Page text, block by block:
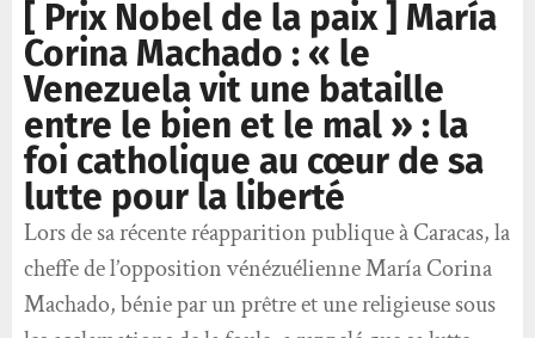
[ Prix Nobel de la paix ] María
Corina Machado : « le
Venezuela vit une bataille
entre le bien et le mal » : la
foi catholique au cœur de sa
lutte pour la liberté
Lors de sa récente réapparition publique à Caracas, la
cheffe de l’opposition vénézuélienne María Corina
Machado, bénie par un prêtre et une religieuse sous